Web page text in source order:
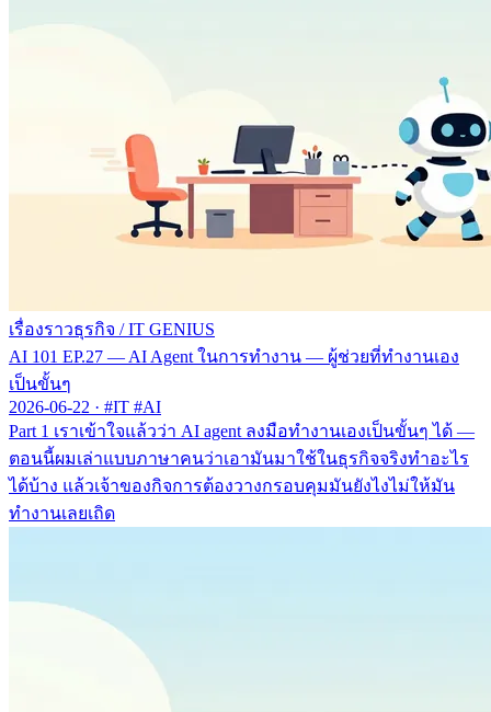
เรื่องราวธุรกิจ / IT GENIUS
AI 101 EP.27 — AI Agent ในการทำงาน — ผู้ช่วยที่ทำงานเอง
เป็นขั้นๆ
2026-06-22 · #IT #AI
Part 1 เราเข้าใจแล้วว่า AI agent ลงมือทำงานเองเป็นขั้นๆ ได้ —
ตอนนี้ผมเล่าแบบภาษาคนว่าเอามันมาใช้ในธุรกิจจริงทำอะไร
ได้บ้าง แล้วเจ้าของกิจการต้องวางกรอบคุมมันยังไงไม่ให้มัน
ทำงานเลยเถิด